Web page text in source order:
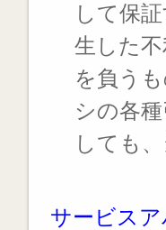
して保
生した
を負う
シの各
しても
サービス